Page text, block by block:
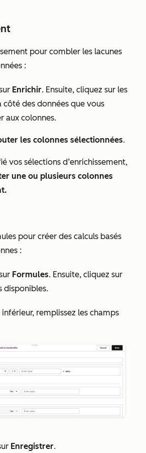
pour combler les lacunes
:
Enrichir. Ensuite, cliquez sur les
côté des données que vous
aux colonnes.
les colonnes sélectionnées.
vos sélections d’enrichissement,
une ou plusieurs colonnes
pour créer des calculs basés
:
Formules. Ensuite, cliquez sur
disponibles.
inférieur, remplissez les champs
Enregistrer.